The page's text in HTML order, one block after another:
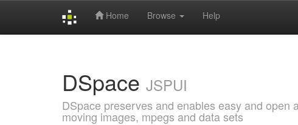
Home Browse Help
DSpace JSPUI
DSpace preserves and enables easy and
moving images, mpegs and data sets